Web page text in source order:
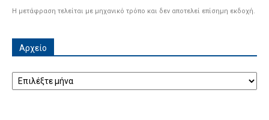
Η μετάφραση τελείται με μηχανικό τρόπο και δεν αποτελεί επίσημη εκδοχή.
Αρχείο